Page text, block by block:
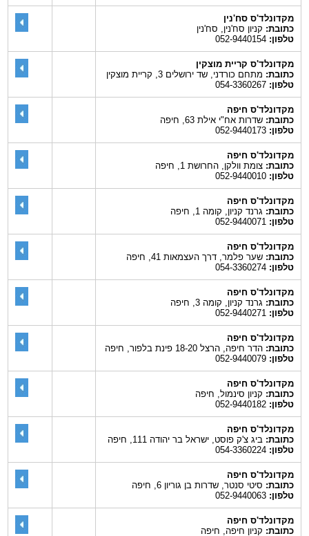
מקדונלד'ס סח'נין
כתובת:קניון סח'נין, סח'נין
טלפון:052-9440154
מקדונלד'ס קריית מוצקין
כתובת:מתחם כורדני, שד ירושלים 3, קריית מוצקין
טלפון:054-3360267
מקדונלד'ס חיפה
כתובת:שדרות אח"י אילת 63, חיפה
טלפון:052-9440173
מקדונלד'ס חיפה
כתובת:צומת וולקן, החרושת 1, חיפה
טלפון:052-9440010
מקדונלד'ס חיפה
כתובת:גרנד קניון, קומה 1, חיפה
טלפון:052-9440071
מקדונלד'ס חיפה
כתובת:שער פלמר, דרך העצמאות 41, חיפה
טלפון:054-3360274
מקדונלד'ס חיפה
כתובת:גרנד קניון, קומה 3, חיפה
טלפון:052-9440271
מקדונלד'ס חיפה
כתובת:הדר חיפה, הרצל 18-20 פינת בלפור, חיפה
טלפון:052-9440079
מקדונלד'ס חיפה
כתובת:קניון סינמול, חיפה
טלפון:052-9440182
מקדונלד'ס חיפה
כתובת:ביג צ'ק פוסט, ישראל בר יהודה 111, חיפה
טלפון:054-3360224
מקדונלד'ס חיפה
כתובת:סיטי סנטר, שדרות בן גוריון 6, חיפה
טלפון:052-9440063
מקדונלד'ס חיפה
כתובת:קניון חיפה, חיפה